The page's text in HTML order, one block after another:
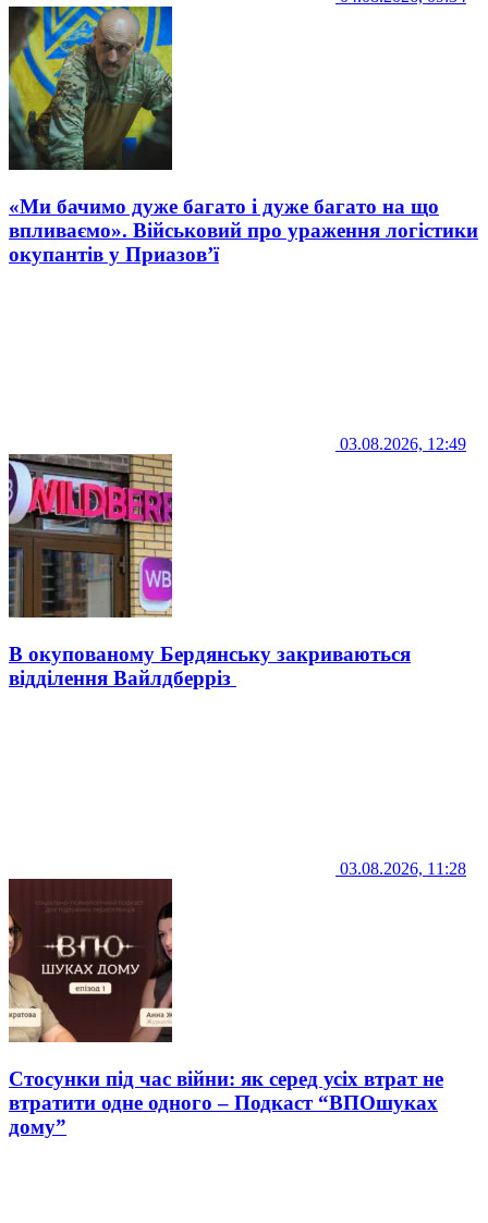
«Ми бачимо дуже багато і дуже багато на що
впливаємо». Військовий про ураження логістики
окупантів у Приазов’ї
03.08.2026, 12:49
В окупованому Бердянську закриваються
відділення Вайлдберріз
03.08.2026, 11:28
Стосунки під час війни: як серед усіх втрат не
втратити одне одного – Подкаст “ВПОшуках
дому”